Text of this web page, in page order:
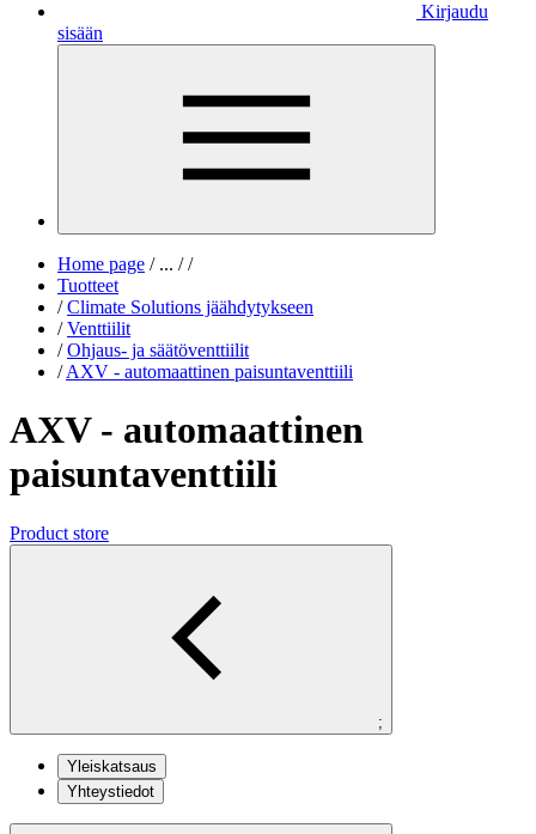
Kirjaudu
sisään
Home page /... / /
Tuotteet
/ Climate Solutions jäähdytykseen
/ Venttiilit
/ Ohjaus- ja säätöventtiilit
/ AXV - automaattinen paisuntaventtiili
AXV - automaattinen
paisuntaventtiili
Product store
;
Yleiskatsaus
Yhteystiedot